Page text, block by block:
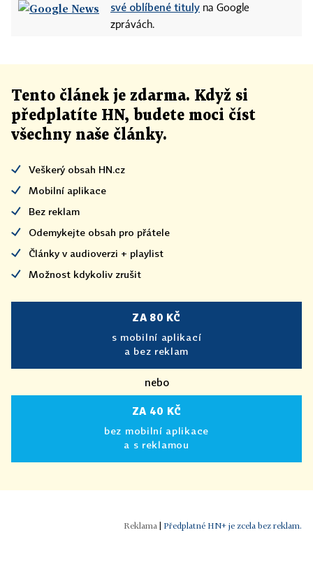
své oblíbené tituly na Google
zprávách.
Tento článek je zdarma. Když si
předplatíte HN, budete moci číst
všechny naše články.
Veškerý obsah HN.cz
Mobilní aplikace
Bez reklam
Odemykejte obsah pro přátele
Články v audioverzi + playlist
Možnost kdykoliv zrušit
ZA 80 KČ
s mobilní aplikací
a bez reklam
nebo
ZA 40 KČ
bez mobilní aplikace
a s reklamou
Předplatné HN+ je zcela bez reklam.